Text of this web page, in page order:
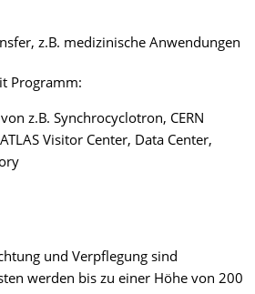
z.B. medizinische Anwendungen
Programm:
z.B. Synchrocyclotron, CERN
Visitor Center, Data Center,
und Verpflegung sind
werden bis zu einer Höhe von 200